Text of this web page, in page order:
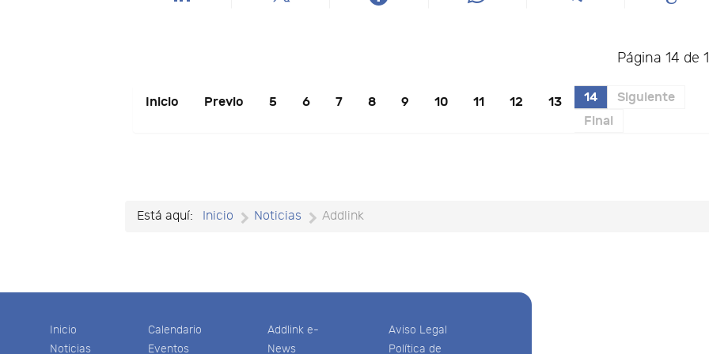
Página 14 de
Inicio Previo 5 6 7 8 9 10 11 12 13 14
Siguiente
Final
Está aquí: Inicio Noticias Addlink
Inicio
Noticias
Calendario
Eventos
Addlink e-
News
Aviso Legal
Política de